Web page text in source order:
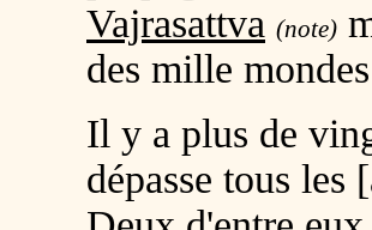
Vajrasattva (note)
des mille
Il y a plus de
dépasse tous les